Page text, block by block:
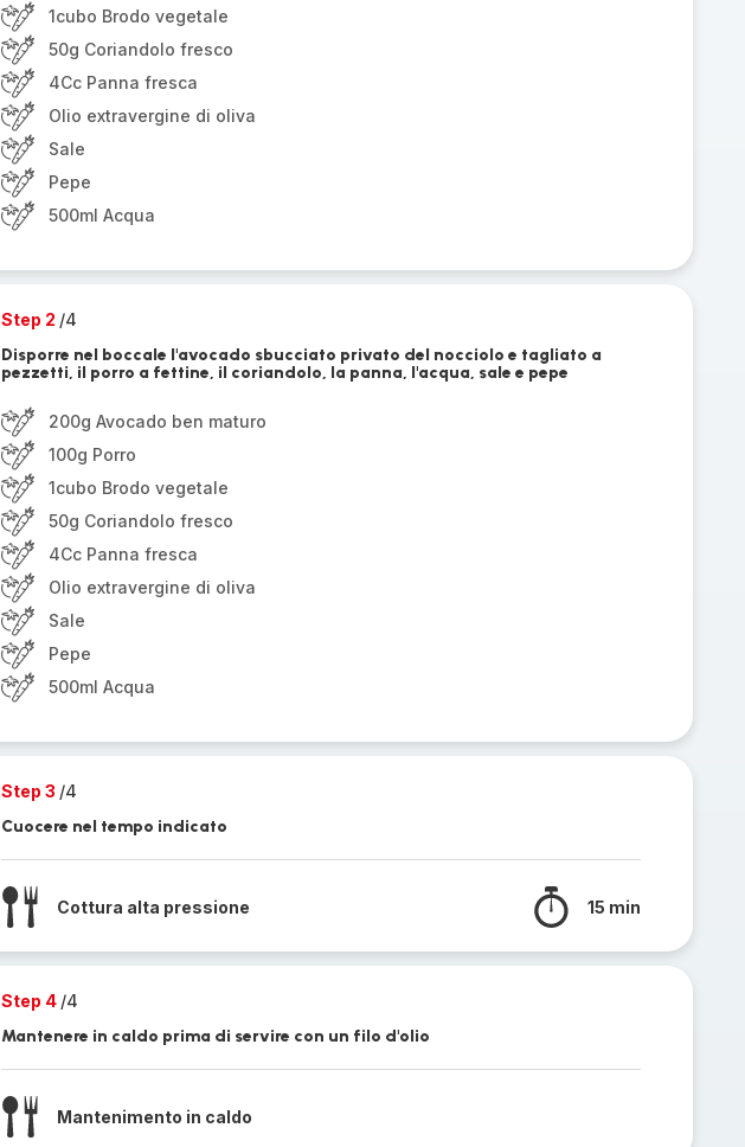
1cubo Brodo vegetale
50g Coriandolo fresco
4Cc Panna fresca
Olio extravergine di oliva
Sale
Pepe
500ml Acqua
Step 2 /4
Disporre nel boccale l'avocado sbucciato privato del nocciolo e tagliato a
pezzetti, il porro a fettine, il coriandolo, la panna, l'acqua, sale e pepe
200g Avocado ben maturo
100g Porro
1cubo Brodo vegetale
50g Coriandolo fresco
4Cc Panna fresca
Olio extravergine di oliva
Sale
Pepe
500ml Acqua
Step 3 /4
Cuocere nel tempo indicato
Cottura alta pressione 15 min
Step 4 /4
Mantenere in caldo prima di servire con un filo d'olio
Mantenimento in caldo